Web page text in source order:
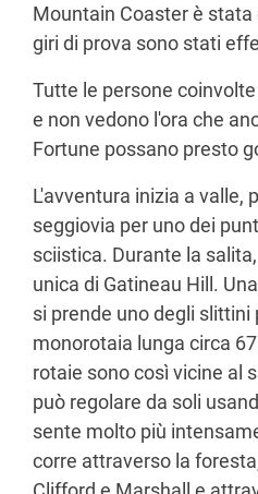
Mountain Coaster è
giri di prova sono stati
Tutte le persone
e non vedono l'ora che
Fortune possano presto
L'avventura inizia a valle,
seggiovia per uno dei
sciistica. Durante la
unica di Gatineau Hill.
si prende uno degli slittini
monorotaia lunga circa
rotaie sono così vicine al
può regolare da soli
sente molto più
corre attraverso la